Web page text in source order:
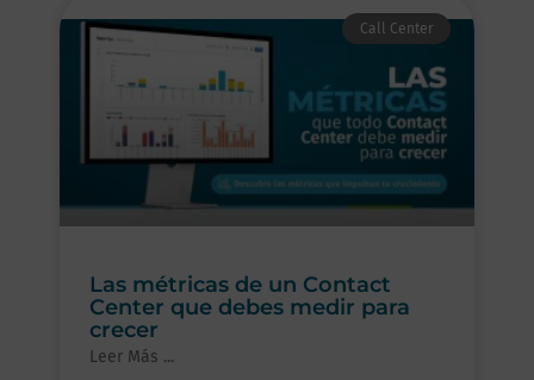
Call Center
Las métricas de un Contact
Center que debes medir para
crecer
Leer Más ...